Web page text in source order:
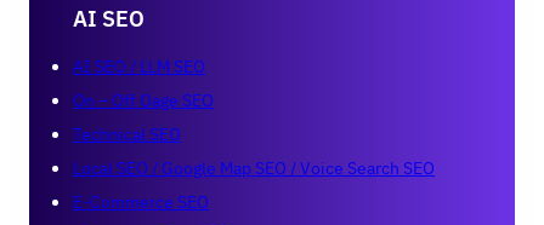
AI SEO
AI SEO / LLM SEO
On – Off Oage SEO
Technical SEO
Local SEO / Google Map SEO / Voice Search SEO
E-Commerce SEO